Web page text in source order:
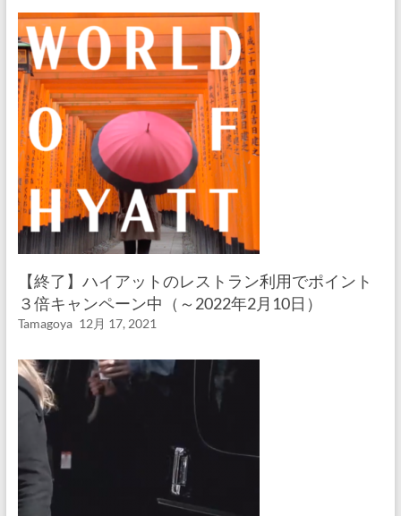
【終了】ハイアットのレストラン利用でポイント
３倍キャンペーン中（～2022年2月10日）
Tamagoya 12月 17, 2021